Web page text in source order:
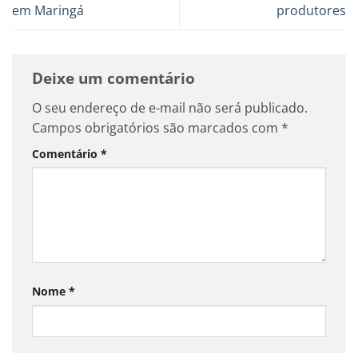
em Maringá
produtores
Deixe um comentário
O seu endereço de e-mail não será publicado.
Campos obrigatórios são marcados com *
Comentário *
Nome *